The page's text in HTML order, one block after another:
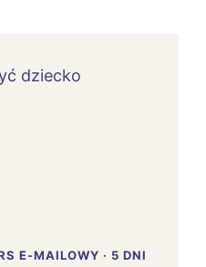
E-MAILOWY · 5 DNI